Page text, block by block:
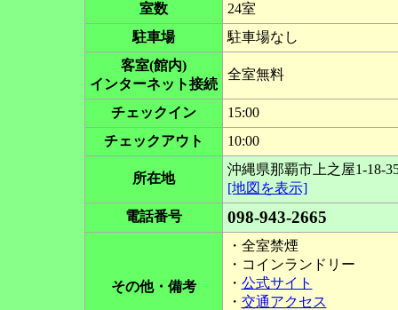
室数
24室
駐車場
駐車場なし
客室(館内)
インターネット接続
全室無料
チェックイン
15:00
チェックアウト
10:00
所在地
沖縄県那覇市上之屋1-18-
[地図を表示]
電話番号
098-943-2665
その他・備考
・全室禁煙
・コインランドリー
・ 公式サイト
・ 交通アクセス